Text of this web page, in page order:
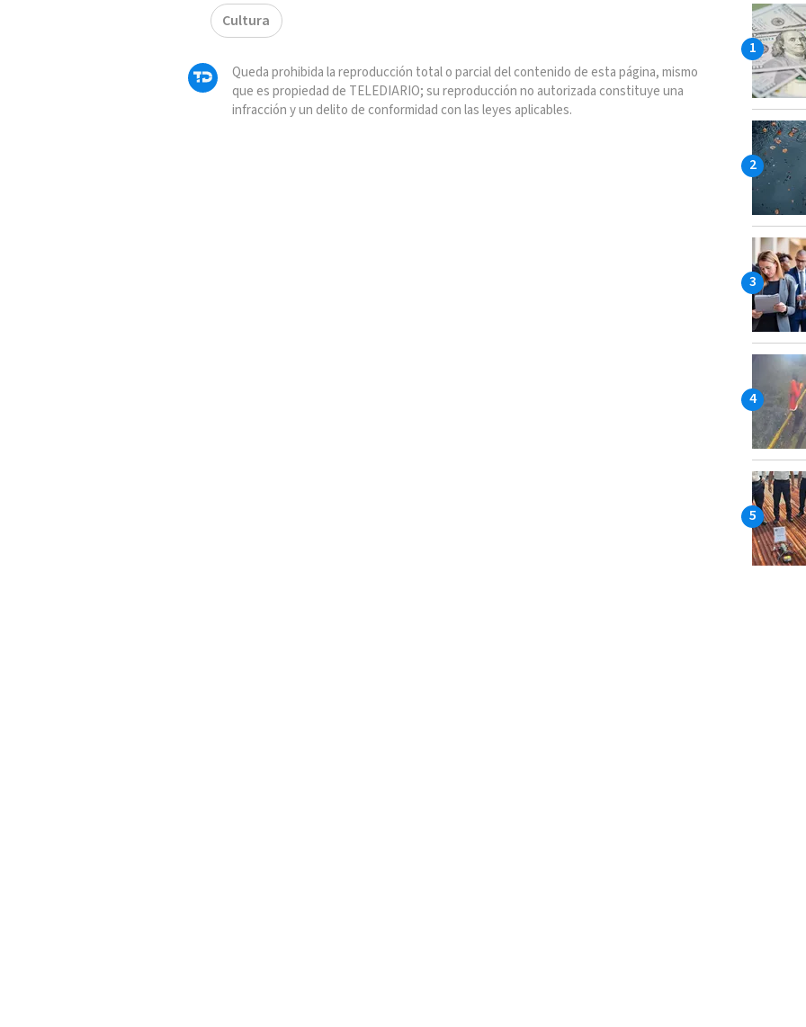
Cultura
Queda prohibida la reproducción total o parcial del contenido de esta página, mismo
que es propiedad de TELEDIARIO; su reproducción no autorizada constituye una
infracción y un delito de conformidad con las leyes aplicables.